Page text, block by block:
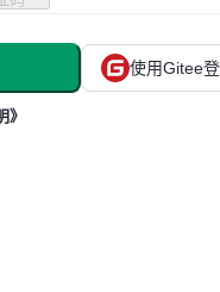
使用Gitee
》